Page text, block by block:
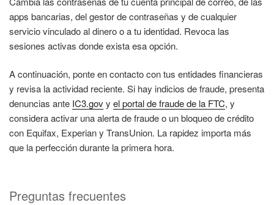
apps bancarias, del gestor de contraseñas y de cualquier
servicio vinculado al dinero o a tu identidad. Revoca las
sesiones activas donde exista esa opción.
A continuación, ponte en contacto con tus entidades financieras
y revisa la actividad reciente. Si hay indicios de fraude, presenta
denuncias ante IC3.gov y el portal de fraude de la FTC, y
considera activar una alerta de fraude o un bloqueo de crédito
con Equifax, Experian y TransUnion. La rapidez importa más
que la perfección durante la primera hora.
Preguntas frecuentes